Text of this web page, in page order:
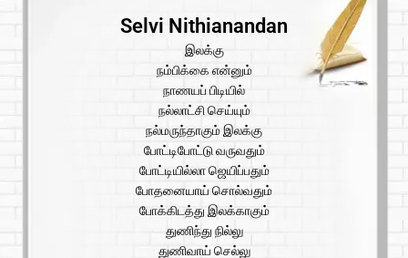
Selvi Nithianandan
இலக்கு
நம்பிக்கை என்னும்
நாணயப் பிடியில்
நல்லாட்சி செய்யும்
நல்மருந்தாகும் இலக்கு
போட்டிபோட்டு வருவதும்
போட்டியில்லா ஜெயிப்பதும்
போதனையாய் சொல்வதும்
போக்கிடத்து இலக்காகும்
துணிந்து நில்லு
துணிவாய் செல்லு